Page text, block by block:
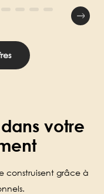
votre
construisent grâce à